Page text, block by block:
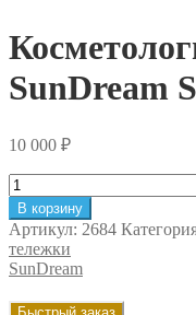
SunDream
10 000 ₽
Количество
товара
Косметологическая
тележка
SunDream
SD-
3031
В корзину
Артикул: 2684
тележки
SunDream